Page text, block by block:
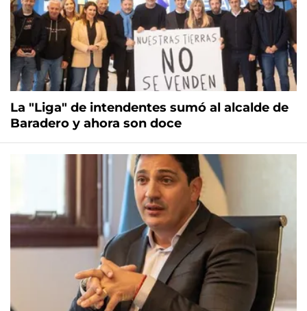
La "Liga" de intendentes sumó al alcalde de
Baradero y ahora son doce